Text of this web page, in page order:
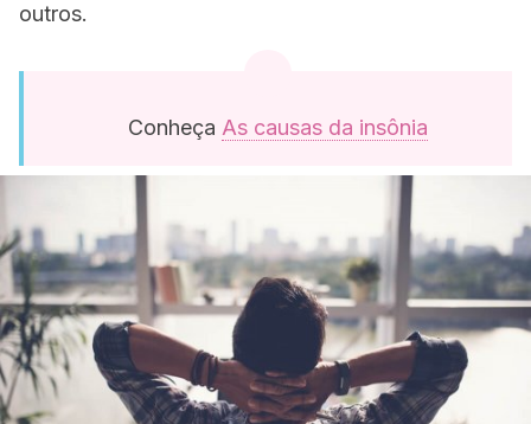
outros.
Conheça As causas da insônia